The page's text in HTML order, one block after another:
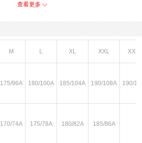
色系：白色
性别：男子
查看更多
M L XL XXL
175/96A 180/100A 185/104A 190/108A 190/
170/74A 175/78A 180/82A 185/86A